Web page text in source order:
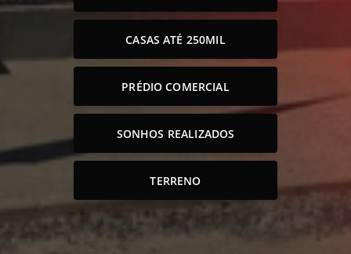
CASAS ATÉ 250MIL
PRÉDIO COMERCIAL
SONHOS REALIZADOS
TERRENO